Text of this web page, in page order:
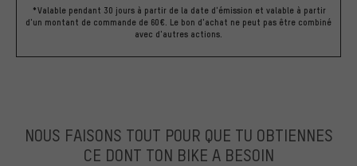
*Valable pendant 30 jours à partir de la date d'émission et valable à partir
d'un montant de commande de 60€. Le bon d'achat ne peut pas être combiné
avec d'autres actions.
NOUS FAISONS TOUT POUR QUE TU OBTIENNES
CE DONT TON BIKE A BESOIN